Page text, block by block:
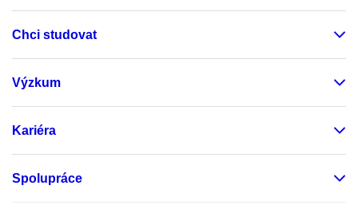
Chci studovat
Výzkum
Kariéra
Spolupráce